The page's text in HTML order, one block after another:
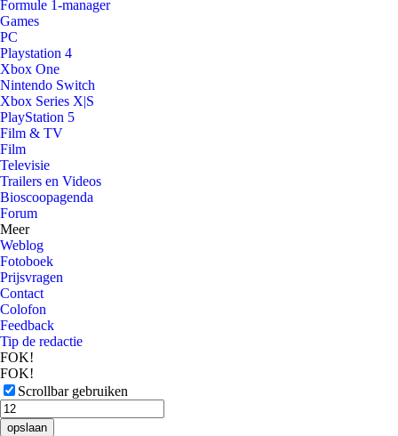
Formule 1-manager
Games
PC
Playstation 4
Xbox One
Nintendo Switch
Xbox Series X|S
PlayStation 5
Film & TV
Film
Televisie
Trailers en Videos
Bioscoopagenda
Forum
Meer
Weblog
Fotoboek
Prijsvragen
Contact
Colofon
Feedback
Tip de redactie
FOK!
FOK!
Scrollbar gebruiken
opslaan